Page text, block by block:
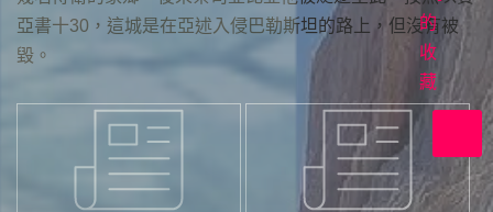
映
在
上
帝
共
好
的
收
藏
亞書十30，這城是在亞述入侵巴勒斯坦的路上，但沒有被
毀。